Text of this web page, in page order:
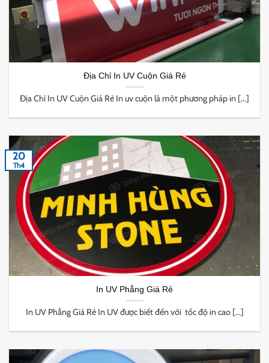
Địa Chỉ In UV Cuộn Giá Rẻ
Địa Chỉ In UV Cuộn Giá Rẻ In uv cuộn là một phương pháp in [...]
In UV Phẳng Giá Rẻ
In UV Phẳng Giá Rẻ In UV được biết đến với tốc độ in cao [...]
20
Th4